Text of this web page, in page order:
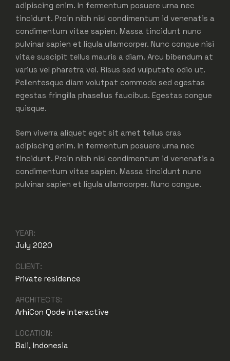
adipiscing enim. In fermentum posuere urna nec
tincidunt. Proin nibh nisl condimentum id venenatis a
condimentum vitae sapien. Massa tincidunt nunc
pulvinar sapien et ligula ullamcorper. Nunc congue nisi
vitae suscipit tellus mauris a diam. Arcu bibendum at
varius vel pharetra vel. Risus sed vulputate odio ut.
Pellentesque diam volutpat commodo sed egestas
egestas fringilla phasellus faucibus. Egestas congue
quisque.
Sem viverra aliquet eget sit amet tellus cras
adipiscing enim. In fermentum posuere urna nec
tincidunt. Proin nibh nisl condimentum id venenatis a
condimentum vitae sapien. Massa tincidunt nunc
pulvinar sapien et ligula ullamcorper. Nunc congue.
YEAR:
July 2020
CLIENT:
Private residence
ARCHITECTS:
ArhiCon Qode Interactive
LOCATION:
Bali, Indonesia